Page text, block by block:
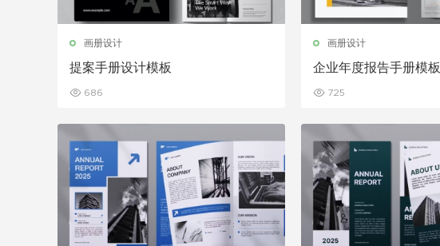
画册设计
提案手册设计模板
686
画册设计
企业年度报告手册模板
725